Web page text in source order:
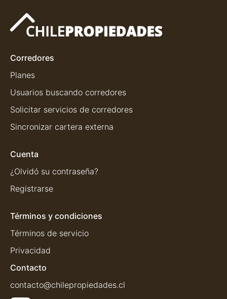
Corredores
Planes
Usuarios buscando corredores
Solicitar servicios de corredores
Sincronizar cartera externa
Cuenta
¿Olvidó su contraseña?
Registrarse
Términos y condiciones
Términos de servicio
Privacidad
Contacto
contacto@chilepropiedades.cl